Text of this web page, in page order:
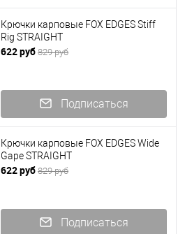
Крючки карповые FOX EDGES Stiff
Rig STRAIGHT
622 руб 829 руб
Подписаться
Крючки карповые FOX EDGES Wide
Gape STRAIGHT
622 руб 829 руб
Подписаться